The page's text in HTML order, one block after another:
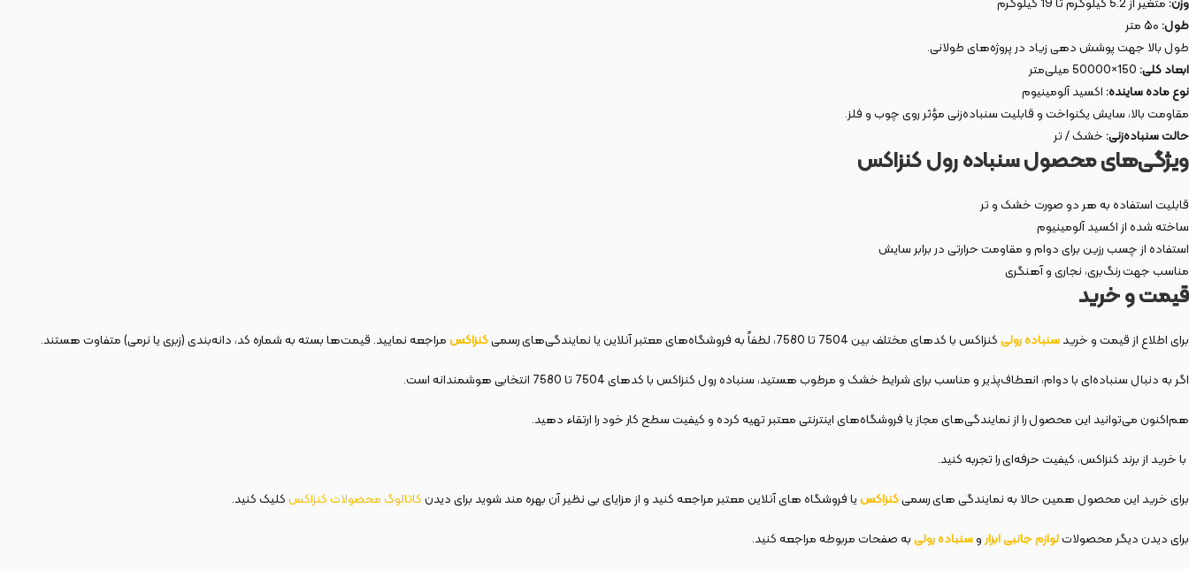
وزن:متغیر از 5.2 کیلوگرم تا 19 کیلوگرم
طول:
طول بالا جهت پوشش دهی زیاد در پروژه‌های طولانی.
ابعاد کلی:
نوع ماده ساینده:اکسید آلومینیوم
مقاومت بالا، سایش یکنواخت و قابلیت سنباده‌زنی مؤثر روی چوب و فلز.
حالت سنباده‌زنی:خشک / تر
ویژگی‌های محصول سنباده رول کنزاکس
قابلیت استفاده به هر دو صورت خشک و تر
ساخته شده از اکسید آلومینیوم
استفاده از چسب رزین برای دوام و مقاومت حرارتی در برابر سایش
مناسب جهت رنگ‌بری، نجاری و آهنگری
قیمت و خرید
برای اطلاع از قیمت و خریدسنباده رولیکنزاکس با کدهای مختلف بین 7504 تا 7580، لطفاً به فروشگاه‌های معتبر آنلاین یا نمایندگی‌های رسمی کنزاکسمراجعه نمایید. قیمت‌ها بسته به شماره کد، دانه‌بندی (زبری یا نرمی) متفاوت هستند.
اگر به دنبال سنباده‌ای با دوام، انعطاف‌پذیر و مناسب برای شرایط خشک و مرطوب هستید، سنباده رول کنزاکس با کدهای 7504 تا 7580 انتخابی هوشمندانه است.
هم‌اکنون می‌توانید این محصول را از نمایندگی‌های مجاز یا فروشگاه‌های اینترنتی معتبر تهیه کرده و کیفیت سطح کار خود را ارتقاء دهید.
با خرید از برند کنزاکس، کیفیت حرفه‌ای را تجربه کنید.
برای خرید این محصول همین حالا به نمایندگی های رسمیکنزاکسیا فروشگاه های آنلاین معتبر مراجعه کنید و از مزایای بی نظیر آن بهره مند شوید برای دیدنکاتالوگ محصولات کنزاکسکلیک کنید.
برای دیدن دیگر محصولاتلوازم جانبی ابزاروسنباده رولیبه صفحات مربوطه مراجعه کنید.